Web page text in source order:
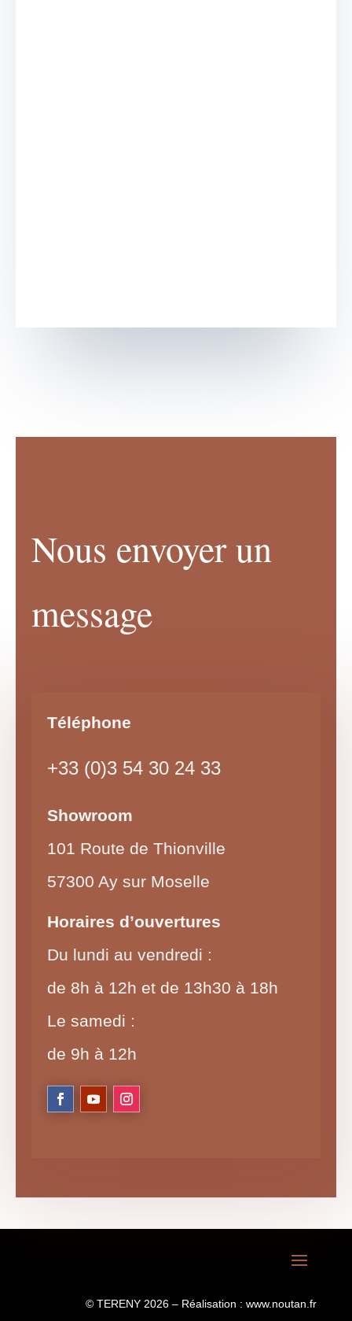
Nous envoyer un
message
Téléphone
+33 (0)3 54 30 24 33
Showroom
101 Route de Thionville
57300 Ay sur Moselle
Horaires d’ouvertures
Du lundi au vendredi :
de 8h à 12h et de 13h30 à 18h
Le samedi :
de 9h à 12h
© TERENY 2026 – Réalisation :www.noutan.fr